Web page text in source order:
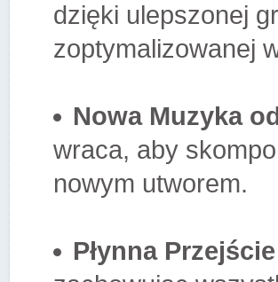
dzięki ulepszonej
zoptymalizowanej
Nowa Muzyka
wraca, aby
nowym utworem.
Płynna